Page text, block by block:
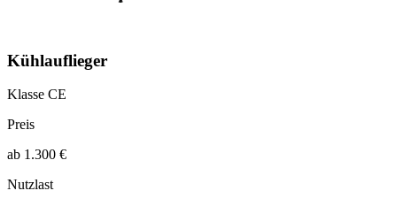
Kühlauflieger
Klasse CE
Preis
ab 1.300 €
Nutzlast